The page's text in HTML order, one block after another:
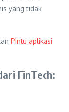
yang tidak
Pintu aplikasi
FinTech: